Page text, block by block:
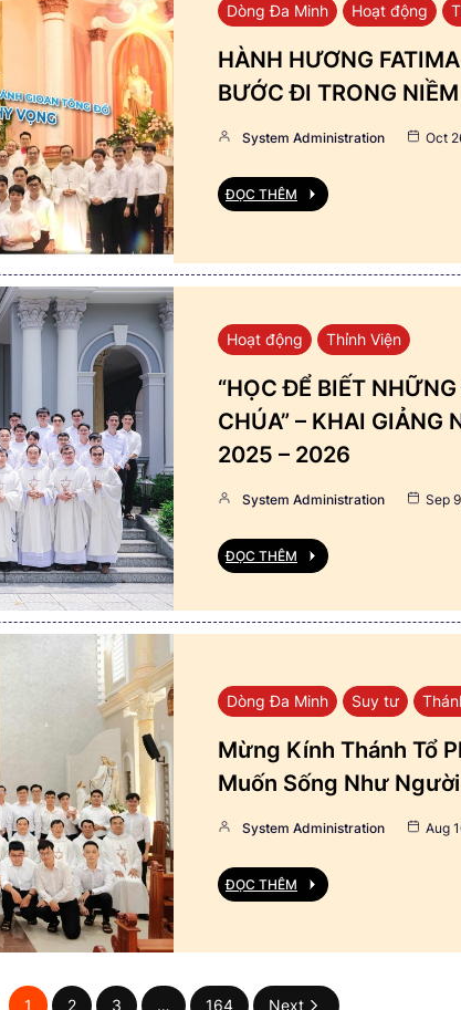
Dòng Đa Minh Hoạt động
HÀNH HƯƠNG
BƯỚC ĐI TRONG
System Administration Oct
ĐỌC THÊM
Hoạt động Thỉnh Viện
“HỌC ĐỂ BIẾT
CHÚA” – KHAI GIẢNG
2025 – 2026
System Administration Sep
ĐỌC THÊM
Dòng Đa Minh Suy tư
Mừng Kính Thánh Tổ
Muốn Sống Như
System Administration Aug
ĐỌC THÊM
1 2 3 … 164 Next